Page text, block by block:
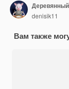
denisik11
Вам также